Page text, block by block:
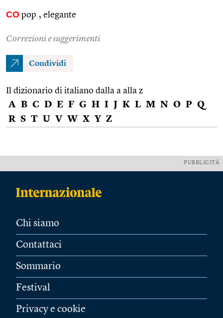
CO pop., elegante
Correzioni e suggerimenti
Condividi
Il dizionario di italiano dalla a alla z
A B C D E F G H I J K L M N O P Q
R S T U V W X Y Z
PUBBLICITÀ
Chi siamo
Contattaci
Sommario
Festival
Privacy e cookie